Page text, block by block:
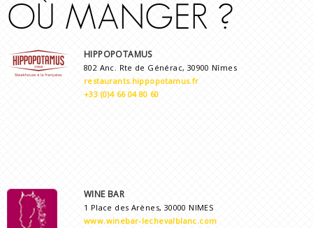
OÙ MANGER ?
HIPPOPOTAMUS
802 Anc. Rte de Générac, 30900 Nîmes
restaurants.hippopotamus.fr
+33 (0)4 66 04 80 60
WINE BAR
1 Place des Arènes, 30000 NIMES
www.winebar-lechevalblanc.com